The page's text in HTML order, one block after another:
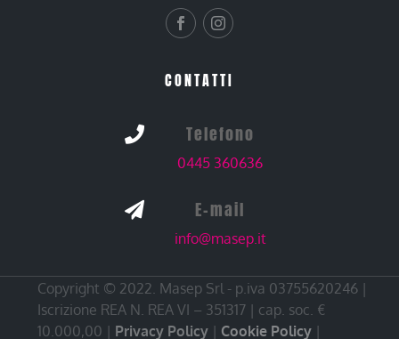
CONTATTI
 Telefono
0445 360636
 E-mail
info@masep.it
Copyright © 2022. Masep Srl - p.iva 03755620246 |
Iscrizione REA N. REA VI – 351317 | cap. soc. €
10.000,00 | Privacy Policy | Cookie Policy |